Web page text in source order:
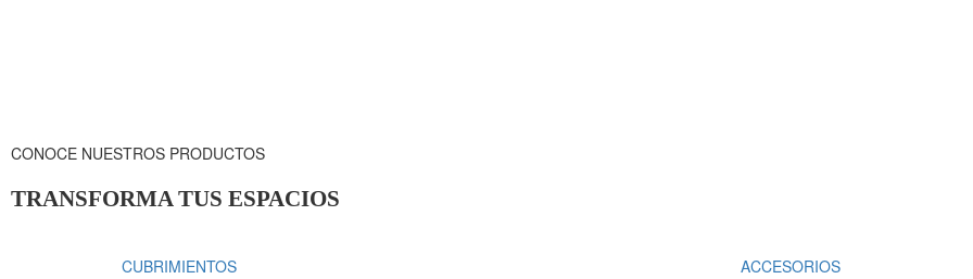
CONOCE NUESTROS PRODUCTOS
TRANSFORMA TUS ESPACIOS
CUBRIMIENTOS
Fabricamos cubrimientos para la
ACCESORIOS